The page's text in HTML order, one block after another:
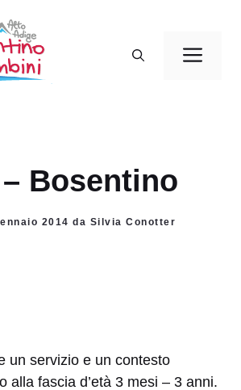
Bosentino
2014 da Silvia Conotter
un servizio e un contesto
alla fascia d’età 3 mesi – 3 anni.